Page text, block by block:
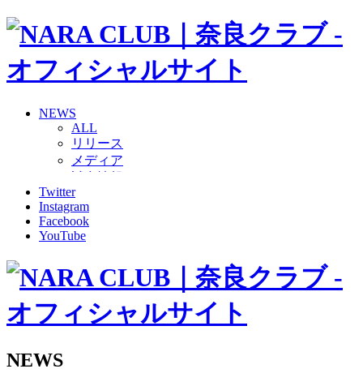
NEWS
ALL
リリース
メディア
グッズ
ファンコミュニティ
普及・育成
ホームタウン
その他
2026/27トップチーム
2026/27トップチームスタッフ
Twitter
Instagram
Facebook
YouTube
NEWS